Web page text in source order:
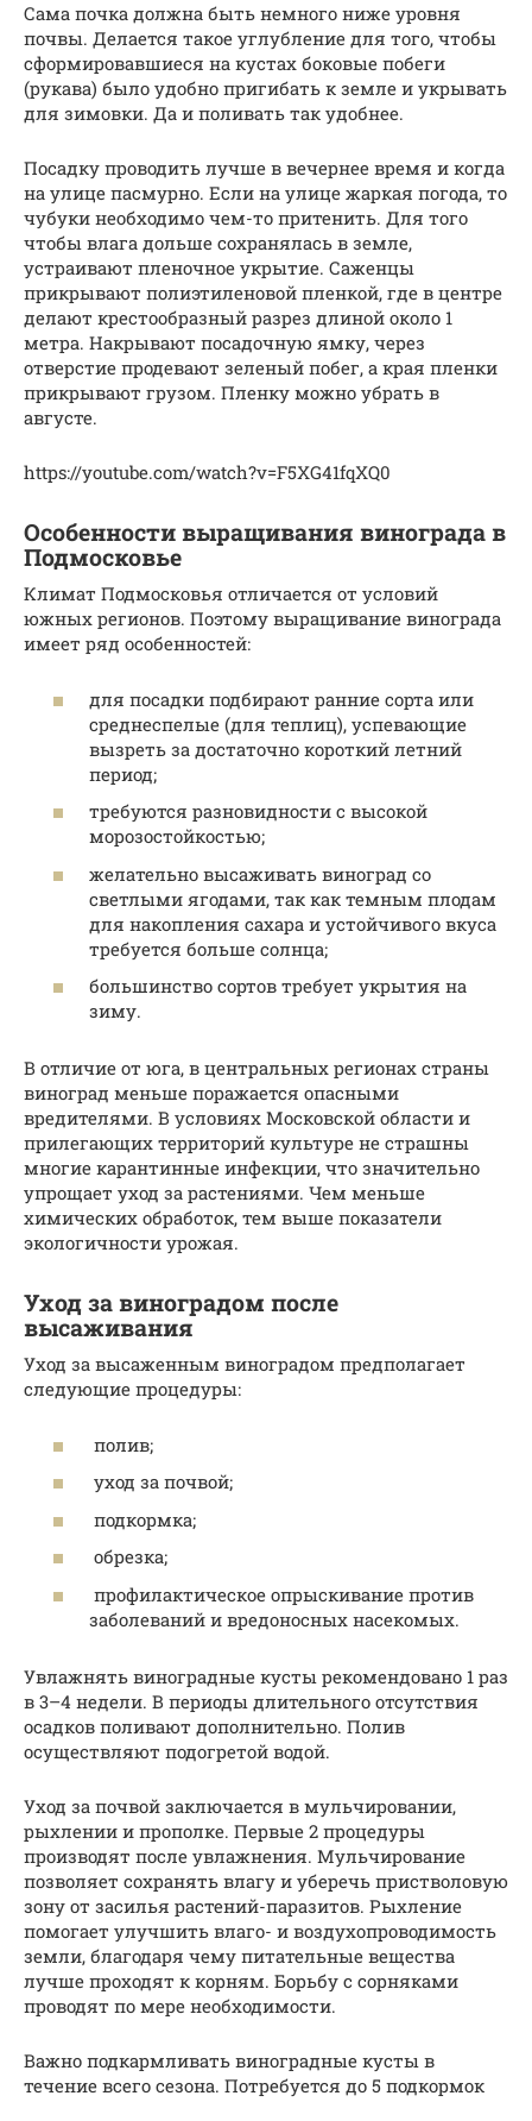
Сама почка должна быть немного ниже уровня
почвы. Делается такое углубление для того, чтобы
сформировавшиеся на кустах боковые побеги
(рукава) было удобно пригибать к земле и укрывать
для зимовки. Да и поливать так удобнее.
Посадку проводить лучше в вечернее время и когда
на улице пасмурно. Если на улице жаркая погода, то
чубуки необходимо чем-то притенить. Для того
чтобы влага дольше сохранялась в земле,
устраивают пленочное укрытие. Саженцы
прикрывают полиэтиленовой пленкой, где в центре
делают крестообразный разрез длиной около 1
метра. Накрывают посадочную ямку, через
отверстие продевают зеленый побег, а края пленки
прикрывают грузом. Пленку можно убрать в
августе.
https://youtube.com/watch?v=F5XG41fqXQ0
Особенности выращивания винограда в
Подмосковье
Климат Подмосковья отличается от условий
южных регионов. Поэтому выращивание винограда
имеет ряд особенностей:
для посадки подбирают ранние сорта или
среднеспелые (для теплиц), успевающие
вызреть за достаточно короткий летний
период;
требуются разновидности с высокой
морозостойкостью;
желательно высаживать виноград со
светлыми ягодами, так как темным плодам
для накопления сахара и устойчивого вкуса
требуется больше солнца;
большинство сортов требует укрытия на
зиму.
В отличие от юга, в центральных регионах страны
виноград меньше поражается опасными
вредителями. В условиях Московской области и
прилегающих территорий культуре не страшны
многие карантинные инфекции, что значительно
упрощает уход за растениями. Чем меньше
химических обработок, тем выше показатели
экологичности урожая.
Уход за виноградом после
высаживания
Уход за высаженным виноградом предполагает
следующие процедуры:
полив;
уход за почвой;
подкормка;
обрезка;
профилактическое опрыскивание против
заболеваний и вредоносных насекомых.
Увлажнять виноградные кусты рекомендовано 1 раз
в 3–4 недели. В периоды длительного отсутствия
осадков поливают дополнительно. Полив
осуществляют подогретой водой.
Уход за почвой заключается в мульчировании,
рыхлении и прополке. Первые 2 процедуры
производят после увлажнения. Мульчирование
позволяет сохранять влагу и уберечь пристволовую
зону от засилья растений-паразитов. Рыхление
помогает улучшить влаго- и воздухопроводимость
земли, благодаря чему питательные вещества
лучше проходят к корням. Борьбу с сорняками
проводят по мере необходимости.
Важно подкармливать виноградные кусты в
течение всего сезона. Потребуется до 5 подкормок